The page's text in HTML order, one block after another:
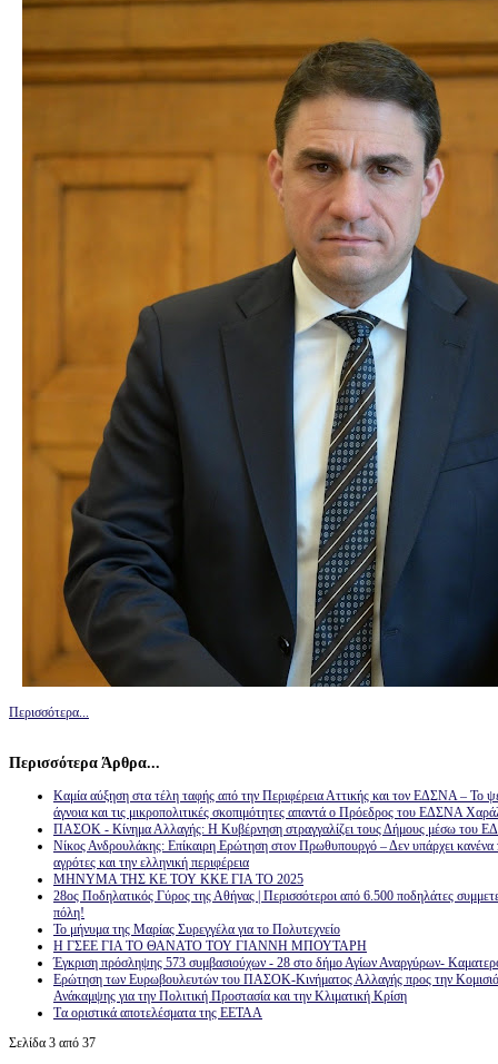
Περισσότερα...
Περισσότερα Άρθρα...
Καμία αύξηση στα τέλη ταφής από την Περιφέρεια Αττικής και τον ΕΔΣΝΑ – Το
άγνοια και τις μικροπολιτικές σκοπιμότητες απαντά ο Πρόεδρος του ΕΔΣΝΑ
ΠΑΣΟΚ - Κίνημα Αλλαγής: Η Κυβέρνηση στραγγαλίζει τους Δήμους μέσω του
Νίκος Ανδρουλάκης: Επίκαιρη Ερώτηση στον Πρωθυπουργό – Δεν υπάρχει κανένα
αγρότες και την ελληνική περιφέρεια
ΜΗΝΥΜΑ ΤΗΣ ΚΕ ΤΟΥ ΚΚΕ ΓΙΑ ΤΟ 2025
28ος Ποδηλατικός Γύρος της Αθήνας | Περισσότεροι από 6.500 ποδηλάτες
πόλη!
Το μήνυμα της Μαρίας Συρεγγέλα για το Πολυτεχνείο
Η ΓΣΕΕ ΓΙΑ ΤΟ ΘΑΝΑΤΟ ΤΟΥ ΓΙΑΝΝΗ ΜΠΟΥΤΑΡΗ
Έγκριση πρόσληψης 573 συμβασιούχων - 28 στο δήμο Αγίων Αναργύρων-
Ερώτηση των Ευρωβουλευτών του ΠΑΣΟΚ-Κινήματος Αλλαγής προς την
Ανάκαμψης για την Πολιτική Προστασία και την Κλιματική Κρίση
Tα οριστικά αποτελέσματα της ΕΕΤΑΑ
Σελίδα 3 από 37